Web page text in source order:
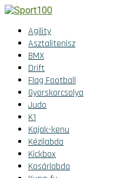
Agility
Asztalitenisz
BMX
Drift
Flag Football
Gyorskorcsolya
Judo
K1
Kajak-kenu
Kézilabda
Kickbox
Kosárlabda